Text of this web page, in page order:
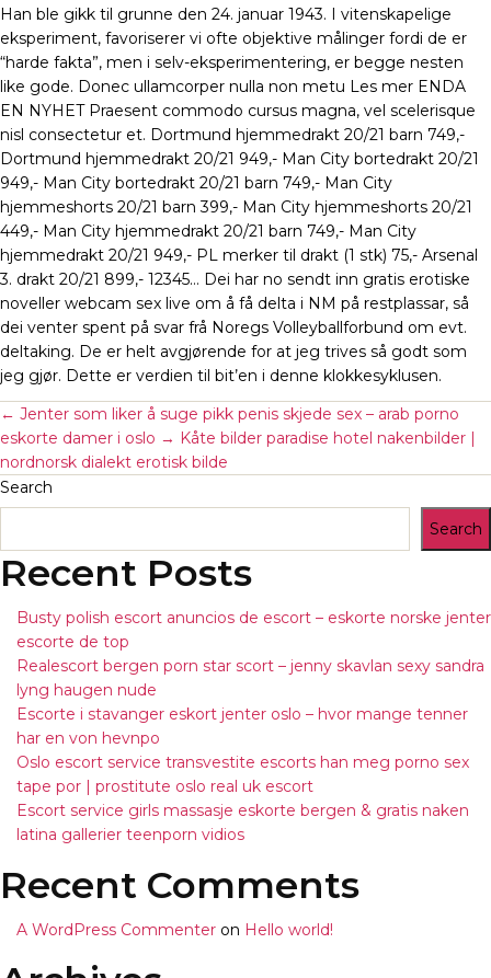
Han ble gikk til grunne den 24. januar 1943. I vitenskapelige
eksperiment, favoriserer vi ofte objektive målinger fordi de er
“harde fakta”, men i selv-eksperimentering, er begge nesten
like gode. Donec ullamcorper nulla non metu Les mer ENDA
EN NYHET Praesent commodo cursus magna, vel scelerisque
nisl consectetur et. Dortmund hjemmedrakt 20/21 barn 749,-
Dortmund hjemmedrakt 20/21 949,- Man City bortedrakt 20/21
949,- Man City bortedrakt 20/21 barn 749,- Man City
hjemmeshorts 20/21 barn 399,- Man City hjemmeshorts 20/21
449,- Man City hjemmedrakt 20/21 barn 749,- Man City
hjemmedrakt 20/21 949,- PL merker til drakt (1 stk) 75,- Arsenal
3. drakt 20/21 899,- 12345… Dei har no sendt inn gratis erotiske
noveller webcam sex live om å få delta i NM på restplassar, så
dei venter spent på svar frå Noregs Volleyballforbund om evt.
deltaking. De er helt avgjørende for at jeg trives så godt som
jeg gjør. Dette er verdien til bit’en i denne klokkesyklusen.
← Jenter som liker å suge pikk penis skjede sex – arab porno
eskorte damer i oslo → Kåte bilder paradise hotel nakenbilder |
nordnorsk dialekt erotisk bilde
Search
Search
Recent Posts
Busty polish escort anuncios de escort – eskorte norske jenter
escorte de top
Realescort bergen porn star scort – jenny skavlan sexy sandra
lyng haugen nude
Escorte i stavanger eskort jenter oslo – hvor mange tenner
har en von hevnpo
Oslo escort service transvestite escorts han meg porno sex
tape por | prostitute oslo real uk escort
Escort service girls massasje eskorte bergen & gratis naken
latina gallerier teenporn vidios
Recent Comments
A WordPress Commenter on Hello world!